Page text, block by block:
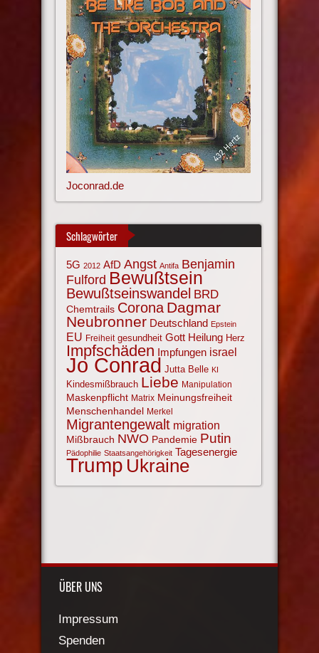
Joconrad.de
Schlagwörter
5G 2012 AfD Angst Antifa Benjamin
Fulford Bewußtsein
Bewußtseinswandel BRD
Chemtrails Corona Dagmar
Neubronner Deutschland Epstein
EU Freiheit gesundheit Gott Heilung Herz
Impfschäden Impfungen israel
Jo Conrad Jutta Belle KI
Kindesmißbrauch Liebe Manipulation
Maskenpflicht Matrix Meinungsfreiheit
Menschenhandel Merkel
Migrantengewalt migration
Mißbrauch NWO Pandemie Putin
Pädophilie Staatsangehörigkeit Tagesenergie
Trump Ukraine
ÜBER UNS
Impressum
Spenden